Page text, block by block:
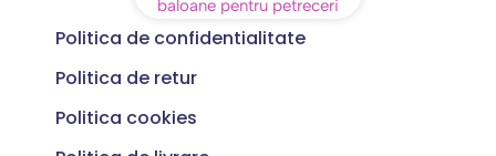
Politica de confidentialitate
Politica de retur
Politica cookies